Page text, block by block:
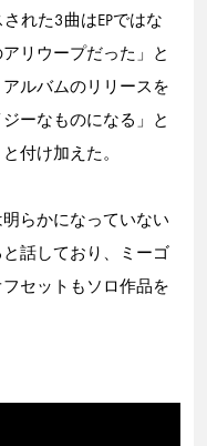
れた3曲はEPではな
リウープだった」と
ルバムのリリースを
ーなものになる」と
付け加えた。
らかになっていない
話しており、ミーゴ
セットもソロ作品を